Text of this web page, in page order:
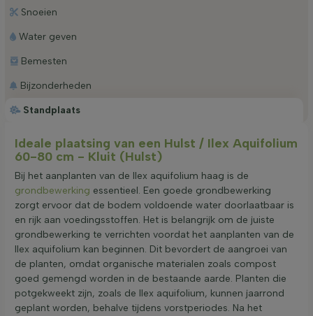
Standplaats
Snoeien
Water geven
Bemesten
Bijzonderheden
Ideale plaatsing van een Hulst / Ilex Aquifolium
60-80 cm - Kluit (Hulst)
Bij het aanplanten van de Ilex aquifolium haag is de
grondbewerking essentieel. Een goede grondbewerking
zorgt ervoor dat de bodem voldoende water doorlaatbaar is
en rijk aan voedingsstoffen. Het is belangrijk om de juiste
grondbewerking te verrichten voordat het aanplanten van de
Ilex aquifolium kan beginnen. Dit bevordert de aangroei van
de planten, omdat organische materialen zoals compost
goed gemengd worden in de bestaande aarde. Planten die
potgekweekt zijn, zoals de Ilex aquifolium, kunnen jaarrond
geplant worden, behalve tijdens vorstperiodes. Na het